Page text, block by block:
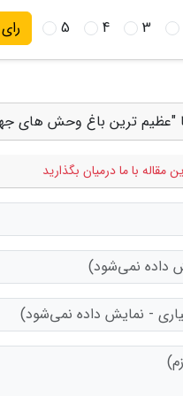
3
4
5 رای
"عظیم ترین باغ وحش های
مقاله با ما درمیان بگذارید